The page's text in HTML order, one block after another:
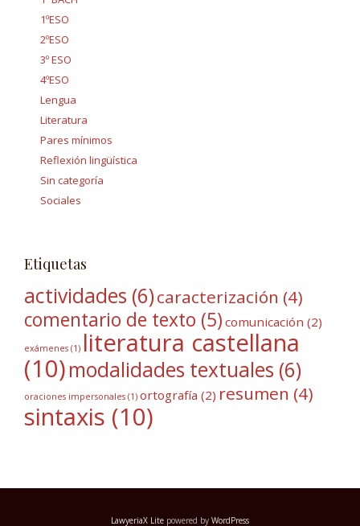
1ºESO
2ºESO
3º ESO
4ºESO
Lengua
Literatura
Pares mínimos
Reflexión lingüística
Sin categoría
Sociales
Etiquetas
actividades (6)caracterización (4)
comentario de texto (5) comunicación (2)
exámenes (1) literatura castellana
(10)modalidades textuales (6)
oraciones impersonales (1) ortografía (2) resumen (4)
sintaxis (10)
LawyeriaX Lite powered by WordPress